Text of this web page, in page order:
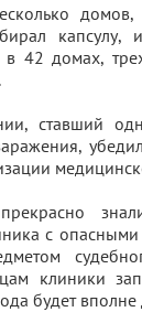
42 домах,
ставший
с
клиники
будет